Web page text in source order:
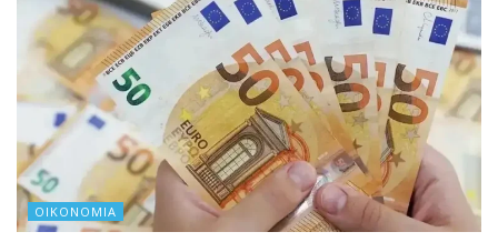
ΟΙΚΟΝΟΜΊΑ